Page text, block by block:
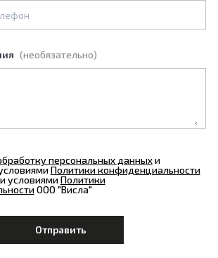
(необязательно)
персональных данныхи
Политики конфиденциальности
условиямиПолитики
ООО "Висла"